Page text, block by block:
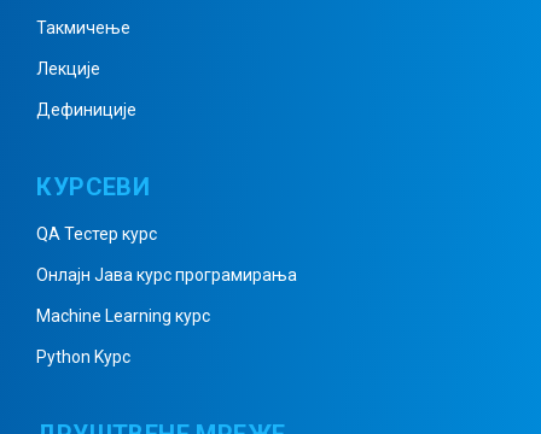
Такмичење
Лекције
Дефиниције
КУРСЕВИ
QA Тестер курс
Онлајн Јава курс програмирања
Machine Learning курс
Python Kурс